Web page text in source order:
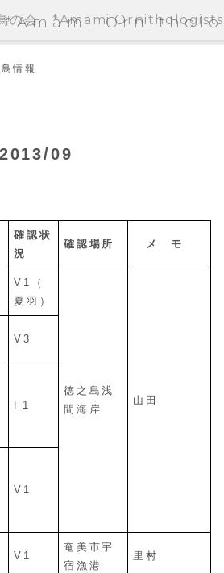
*Amami
情報
09
確認状
況
確認場所 メ モ
V1（
夏羽）
徳之島浅
間海岸
山田
V3
F1
V1
V1
奄美市宇
宿漁港
里村
鳥の会 *Amami